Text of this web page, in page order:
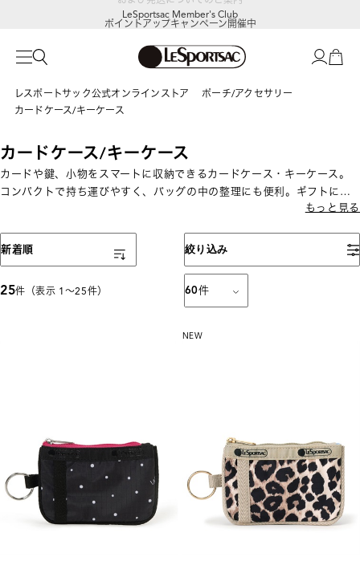
LeSportsac Member's Club
ポイントアップキャンペーン開催中
レスポートサック公式オンラインストア
ポーチ/アクセサリー
カードケース/キーケース
カードケース/キーケース
カードや鍵、小物をスマートに収納できるカードケース・キーケース。
コンパクトで持ち運びやすく、バッグの中の整理にも便利。ギフトにも
もっと見る
絞り込み
25件（表示 1〜25件） 60件
表示順
新着順
NEW